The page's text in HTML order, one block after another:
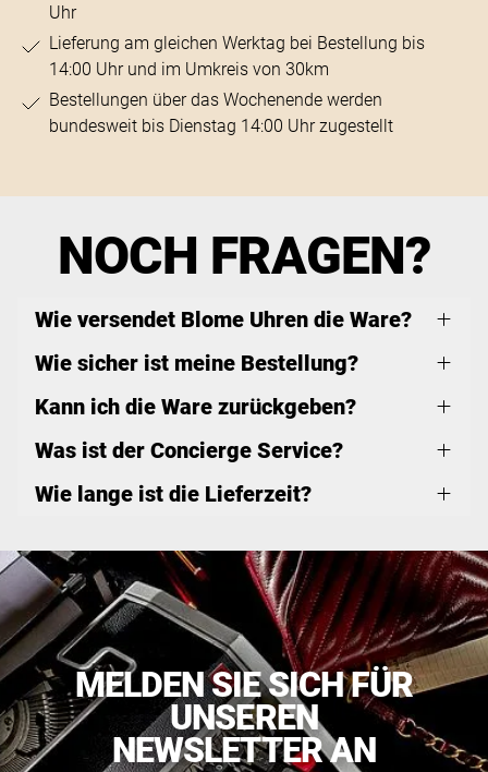
Uhr
Lieferung am gleichen Werktag bei Bestellung bis
14:00 Uhr und im Umkreis von 30km
Bestellungen über das Wochenende werden
bundesweit bis Dienstag 14:00 Uhr zugestellt
NOCH FRAGEN?
Wie versendet Blome Uhren die Ware?
Wie sicher ist meine Bestellung?
Kann ich die Ware zurückgeben?
Was ist der Concierge Service?
Wie lange ist die Lieferzeit?
MELDEN SIE SICH FÜR
UNSEREN
NEWSLETTER AN